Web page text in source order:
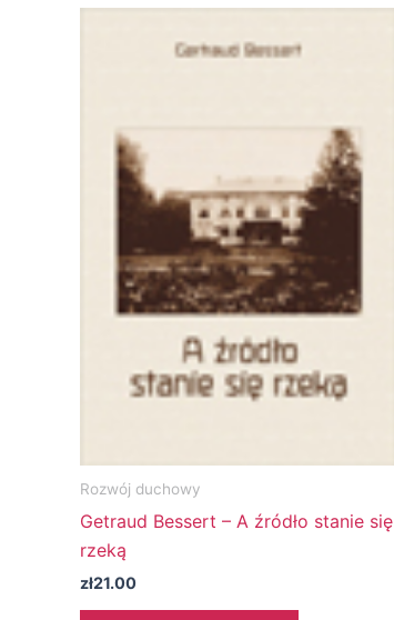
Rozwój duchowy
Getraud Bessert – A źródło stanie się
rzeką
zł21.00